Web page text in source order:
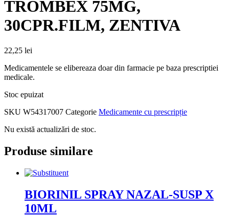
TROMBEX 75MG,
30CPR.FILM, ZENTIVA
22,25 lei
Medicamentele se elibereaza doar din farmacie pe baza prescriptiei
medicale.
Stoc epuizat
SKU W54317007 Categorie Medicamente cu prescripție
Nu există actualizări de stoc.
Produse similare
BIORINIL SPRAY NAZAL-SUSP X
10ML